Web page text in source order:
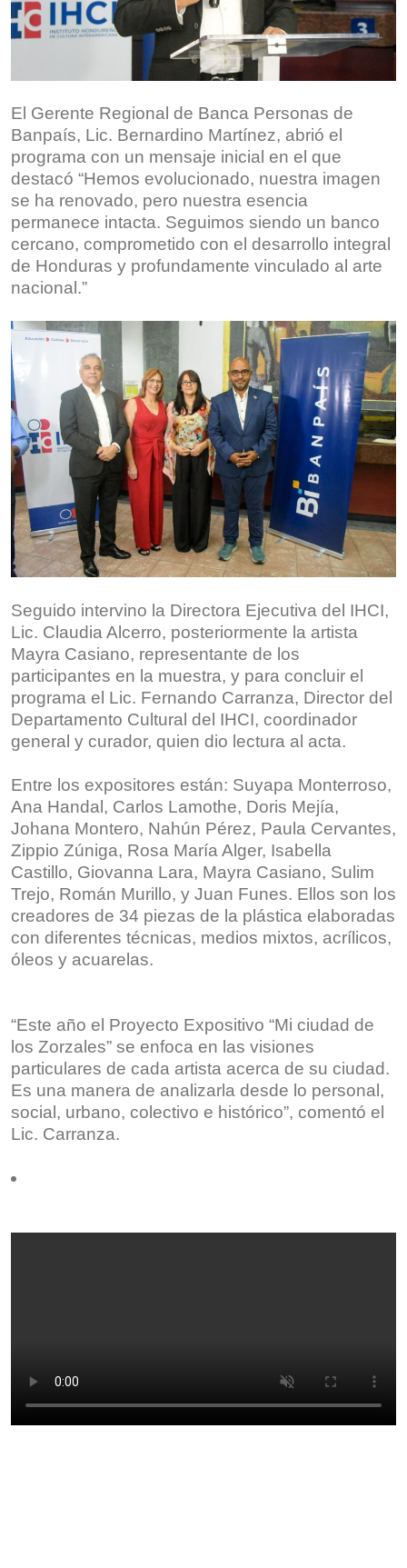
El Gerente Regional de Banca Personas de
Banpaís, Lic. Bernardino Martínez, abrió el
programa con un mensaje inicial en el que
destacó “Hemos evolucionado, nuestra imagen
se ha renovado, pero nuestra esencia
permanece intacta. Seguimos siendo un banco
cercano, comprometido con el desarrollo integral
de Honduras y profundamente vinculado al arte
nacional.”
Seguido intervino la Directora Ejecutiva del IHCI,
Lic. Claudia Alcerro, posteriormente la artista
Mayra Casiano, representante de los
participantes en la muestra, y para concluir el
programa el Lic. Fernando Carranza, Director del
Departamento Cultural del IHCI, coordinador
general y curador, quien dio lectura al acta.
Entre los expositores están: Suyapa Monterroso,
Ana Handal, Carlos Lamothe, Doris Mejía,
Johana Montero, Nahún Pérez, Paula Cervantes,
Zippio Zúniga, Rosa María Alger, Isabella
Castillo, Giovanna Lara, Mayra Casiano, Sulim
Trejo, Román Murillo, y Juan Funes. Ellos son los
creadores de 34 piezas de la plástica elaboradas
con diferentes técnicas, medios mixtos, acrílicos,
óleos y acuarelas.
“Este año el Proyecto Expositivo “Mi ciudad de
los Zorzales” se enfoca en las visiones
particulares de cada artista acerca de su ciudad.
Es una manera de analizarla desde lo personal,
social, urbano, colectivo e histórico”, comentó el
Lic. Carranza.